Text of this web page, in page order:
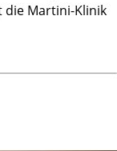
die Martini-Klinik